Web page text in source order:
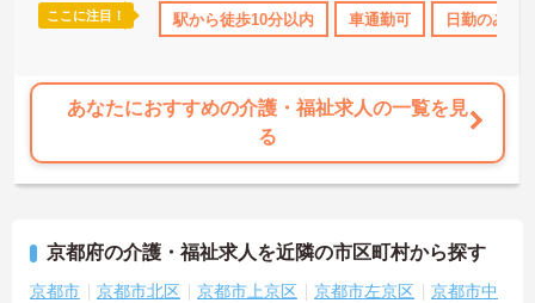
日以上 資格取得サポート 研修制度あり 産休･育休･介護休
ここに注目！ 駅から徒歩10分以内 車通勤可 日勤のみ
あなたにおすすめの介護・福祉求人の一覧を見
る
京都府の介護・福祉求人を近隣の市区町村から探す
京都市 京都市北区 京都市上京区 京都市左京区
京都市中